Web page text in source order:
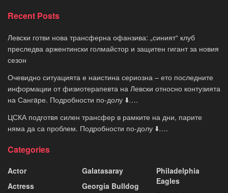
Recent Posts
Левски готви нова трансферна офанзива: „синият“ клуб
преследва аржентински голмайстор и защитен гигант за новия
сезон
Очевидно ситуацията е наистина сериозна – ето последните
информации от физиотерапевта на Левски относно контузията
на Сангaре. Подробности по-долу ⬇️….
ЦСКА подготвя силен трансфер в рамките на дни, парите
няма да са проблем. Подробности по-долу ⬇️….
Categories
Actor
Actress
Galatasaray
Georgia Bulldog
Philadelphia
Eagles